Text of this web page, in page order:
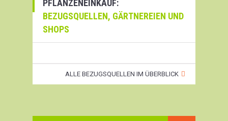
PFLANZENEINKAUF:
BEZUGSQUELLEN, GÄRTNEREIEN UND
SHOPS
ALLE BEZUGSQUELLEN IM ÜBERBLICK